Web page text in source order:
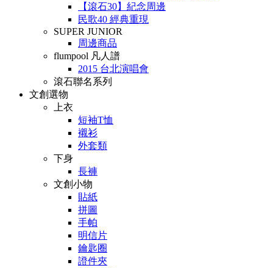
【滾石30】紀念周邊
民歌40 經典重現
SUPER JUNIOR
周邊商品
flumpool 凡人譜
2015 台北演唱會
滾石聯名系列
文創選物
上衣
短袖T恤
襯衫
外套類
下身
長褲
文創小物
貼紙
拼圖
手帕
明信片
鑰匙圈
證件夾